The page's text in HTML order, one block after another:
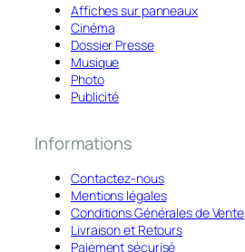
Affiches sur panneaux
Cinéma
Dossier Presse
Musique
Photo
Publicité
Informations
Contactez-nous
Mentions légales
Conditions Générales de Vente
Livraison et Retours
Paiement sécurisé